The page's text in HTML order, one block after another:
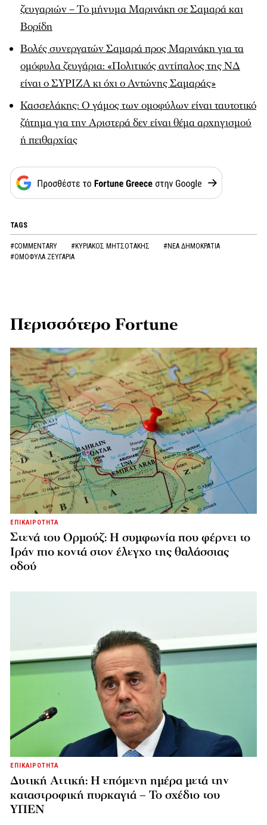
ζευγαριών – Το μήνυμα Μαρινάκη σε Σαμαρά και
Βορίδη
Βολές συνεργατών Σαμαρά προς Μαρινάκη για τα
ομόφυλα ζευγάρια: «Πολιτικός αντίπαλος της ΝΔ
είναι ο ΣΥΡΙΖΑ κι όχι ο Αντώνης Σαμαράς»
Κασσελάκης: Ο γάμος των ομοφύλων είναι ταυτοτικό
ζήτημα για την Αριστερά δεν είναι θέμα αρχηγισμού
ή πειθαρχίας
TAGS
#COMMENTARY #ΚΥΡΙΑΚΟΣ ΜΗΤΣΟΤΑΚΗΣ
#ΝΕΑ ΔΗΜΟΚΡΑΤΙΑ
#ΟΜΟΦΥΛΑ ΖΕΥΓΑΡΙΑ
Περισσότερο Fortune
ΕΠΙΚΑΙΡΟΤΗΤΑ
Στενά του Ορμούζ: Η συμφωνία που φέρνει το
Ιράν πιο κοντά στον έλεγχο της θαλάσσιας
οδού
ΕΠΙΚΑΙΡΟΤΗΤΑ
Δυτική Αττική: Η επόμενη ημέρα μετά την
καταστροφική πυρκαγιά – Το σχέδιο του
ΥΠΕΝ